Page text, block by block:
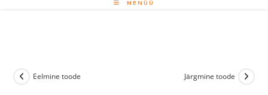
MENÜÜ
Eelmine toode Järgmine toode